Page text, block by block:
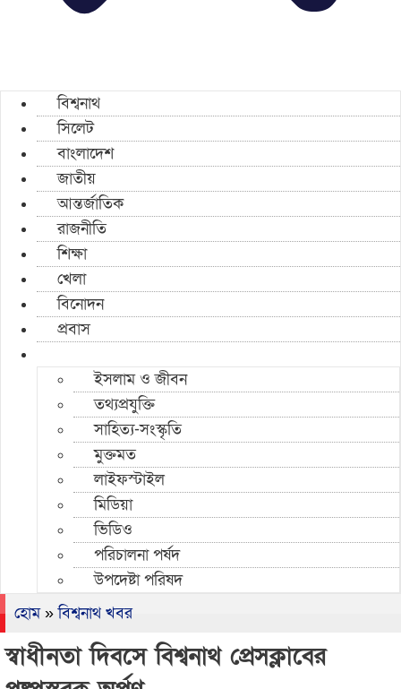
বিশ্বনাথ
সিলেট
বাংলাদেশ
জাতীয়
আন্তর্জাতিক
রাজনীতি
শিক্ষা
খেলা
বিনোদন
প্রবাস
ইসলাম ও জীবন
তথ্যপ্রযুক্তি
সাহিত্য-সংস্কৃতি
মুক্তমত
লাইফস্টাইল
মিডিয়া
ভিডিও
পরিচালনা পর্ষদ
উপদেষ্টা পরিষদ
হোম»বিশ্বনাথ খবর
স্বাধীনতা দিবসে বিশ্বনাথ প্রেসক্লাবের